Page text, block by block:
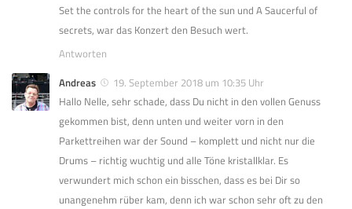
Set the controls for the heart of the sun und A Saucerful of
secrets, war das Konzert den Besuch wert.
Antworten
Andreas
19. September 2018 um 10:35 Uhr
Hallo Nelle, sehr schade, dass Du nicht in den vollen Genuss
gekommen bist, denn unten und weiter vorn in den
Parkettreihen war der Sound – komplett und nicht nur die
Drums – richtig wuchtig und alle Töne kristallklar. Es
verwundert mich schon ein bisschen, dass es bei Dir so
unangenehm rüber kam, denn ich war schon sehr oft zu den